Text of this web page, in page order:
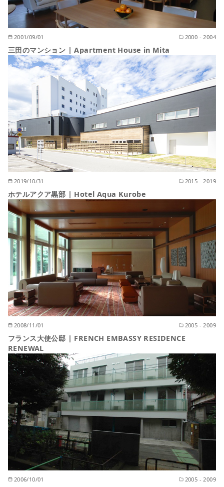
2001/09/01 2000 - 2004
三田のマンション | Apartment House in Mita
2019/10/31 2015 - 2019
ホテルアクア黒部 | Hotel Aqua Kurobe
2008/11/01 2005 - 2009
フランス大使公邸 | FRENCH EMBASSY RESIDENCE
RENEWAL
2006/10/01 2005 - 2009